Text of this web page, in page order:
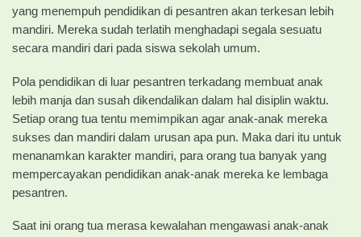
yang menempuh pendidikan di pesantren akan terkesan lebih
mandiri. Mereka sudah terlatih menghadapi segala sesuatu
secara mandiri dari pada siswa sekolah umum.
Pola pendidikan di luar pesantren terkadang membuat anak
lebih manja dan susah dikendalikan dalam hal disiplin waktu.
Setiap orang tua tentu memimpikan agar anak-anak mereka
sukses dan mandiri dalam urusan apa pun. Maka dari itu untuk
menanamkan karakter mandiri, para orang tua banyak yang
mempercayakan pendidikan anak-anak mereka ke lembaga
pesantren.
Saat ini orang tua merasa kewalahan mengawasi anak-anak